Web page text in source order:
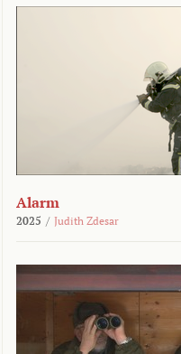
Alarm
2025 / Judith Zdesar